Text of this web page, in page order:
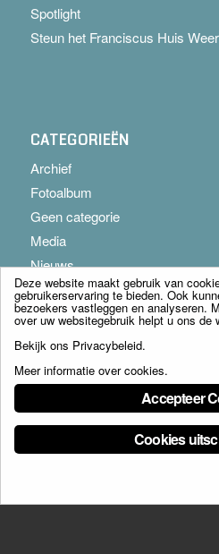
Spotlight
Steun het Franciscus Huis
CATEGORIEËN
Archief
Fotoalbum
Geen categorie
Media
Nieuws
© Copyright - Franciscus Huis Weert B.V. -
Deze website maakt gebruik van
gebruikerservaring te bieden. Ook
bezoekers vastleggen en analyseren.
over uw websitegebruik helpt u ons de
Bekijk ons Privacybeleid.
Meer informatie over cookies.
Accepteer
Cookies